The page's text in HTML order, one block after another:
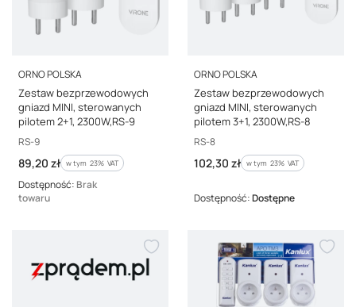
PRODUCENT
ORNO POLSKA
Zestaw bezprzewodowych
gniazd MINI, sterowanych
pilotem 2+1, 2300W,RS-9
Kod producenta
RS-9
Cena brutto
89,20 zł w tym %s VAT
w tym 23% VAT
Dostępność: Brak
towaru
PRODUCENT
ORNO POLSKA
Zestaw bezprzewodowych
gniazd MINI, sterowanych
pilotem 3+1, 2300W,RS-8
Kod producenta
RS-8
Cena brutto
102,30 zł w tym %s VAT
w tym 23% VAT
Dostępność:Dostępne